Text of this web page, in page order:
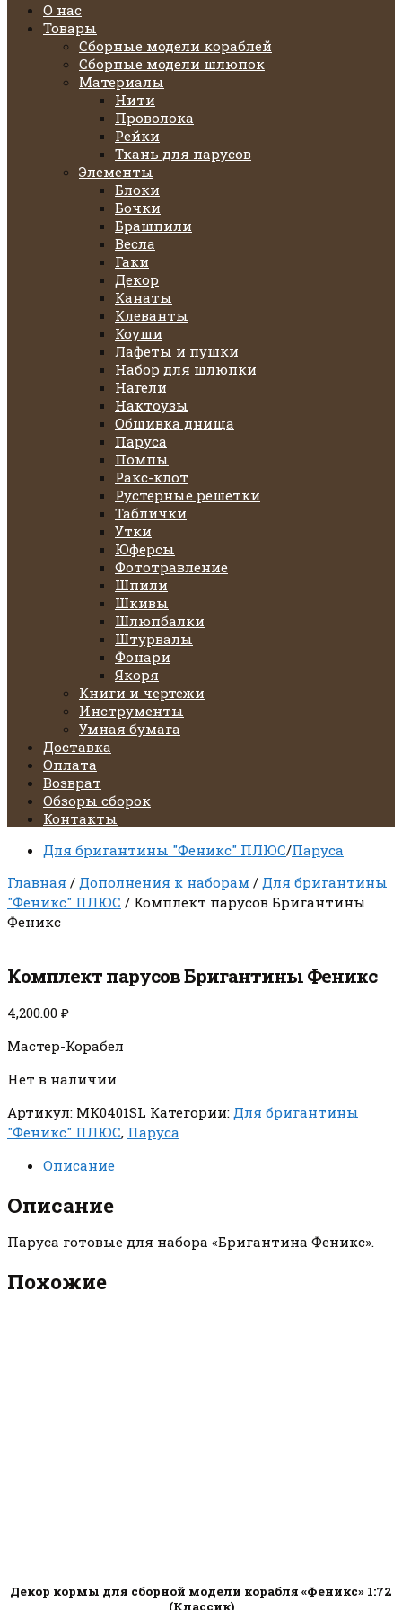
О нас
Товары
Сборные модели кораблей
Сборные модели шлюпок
Материалы
Нити
Проволока
Рейки
Ткань для парусов
Элементы
Блоки
Бочки
Брашпили
Весла
Гаки
Декор
Канаты
Клеванты
Коуши
Лафеты и пушки
Набор для шлюпки
Нагели
Нактоузы
Обшивка днища
Паруса
Помпы
Ракс-клот
Рустерные решетки
Таблички
Утки
Юферсы
Фототравление
Шпили
Шкивы
Шлюпбалки
Штурвалы
Фонари
Якоря
Книги и чертежи
Инструменты
Умная бумага
Доставка
Оплата
Возврат
Обзоры сборок
Контакты
Для бригантины "Феникс" ПЛЮС/Паруса
Главная / Дополнения к наборам / Для бригантины
"Феникс" ПЛЮС / Комплект парусов Бригантины
Феникс
Комплект парусов Бригантины Феникс
4,200.00 ₽
Мастер-Корабел
Нет в наличии
Артикул: МК0401SL Категории: Для бригантины
"Феникс" ПЛЮС, Паруса
Описание
Описание
Паруса готовые для набора «Бригантина Феникс».
Похожие
Декор кормы для сборной модели корабля «Феникс» 1:72